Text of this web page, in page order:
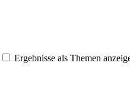
Ergebnisse als Themen